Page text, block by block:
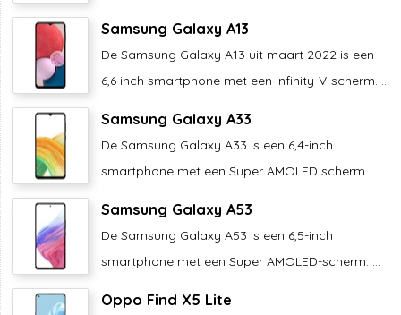
Samsung Galaxy A13
De Samsung Galaxy A13 uit maart 2022 is een
6,6 inch smartphone met een Infinity-V-scherm. ...
Samsung Galaxy A33
De Samsung Galaxy A33 is een 6,4-inch
smartphone met een Super AMOLED scherm. ...
Samsung Galaxy A53
De Samsung Galaxy A53 is een 6,5-inch
smartphone met een Super AMOLED-scherm. ...
Oppo Find X5 Lite